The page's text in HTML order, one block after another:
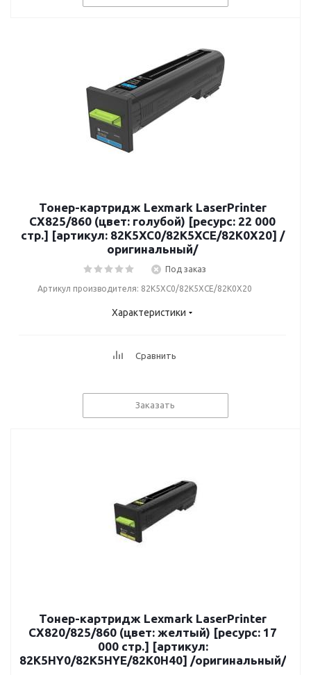
Тонер-картридж Lexmark LaserPrinter
CX825/860 (цвет: голубой) [ресурс: 22 000
стр.] [артикул: 82K5XC0/82K5XCE/82K0X20] /
оригинальный/
Под заказ
Артикул производителя: 82K5XC0/82K5XCE/82K0X20
Характеристики
Сравнить
Заказать
Тонер-картридж Lexmark LaserPrinter
CX820/825/860 (цвет: желтый) [ресурс: 17
000 стр.] [артикул:
82K5HY0/82K5HYE/82K0H40] /оригинальный/